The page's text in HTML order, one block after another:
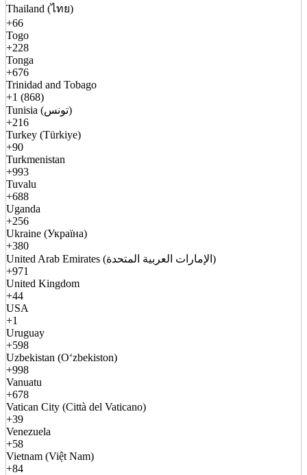
Thailand (ไทย)
+66
Togo
+228
Tonga
+676
Trinidad and Tobago
+1 (868)
Tunisia (تونس)
+216
Turkey (Türkiye)
+90
Turkmenistan
+993
Tuvalu
+688
Uganda
+256
Ukraine (Україна)
+380
United Arab Emirates (الإمارات العربية المتحدة)
+971
United Kingdom
+44
USA
+1
Uruguay
+598
Uzbekistan (Oʻzbekiston)
+998
Vanuatu
+678
Vatican City (Città del Vaticano)
+39
Venezuela
+58
Vietnam (Việt Nam)
+84